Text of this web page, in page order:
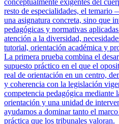
conceptualmente exigentes del
resto de especialidades, el
una asignatura concreta, sino que
pedagógicas y normativas
atención a la diversidad,
tutorial, orientación académica y
La primera prueba combina el
supuesto práctico en el que el
real de orientación en un centro,
y coherencia con la legislación
competencia pedagógica mediante
orientación y una unidad de
ayudamos a dominar tanto el
práctica que los tribunales valoran.